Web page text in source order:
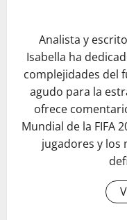
Analista y
Isabella ha
complejidades del
agudo para la
ofrece
Mundial de la FIFA
jugadores y los